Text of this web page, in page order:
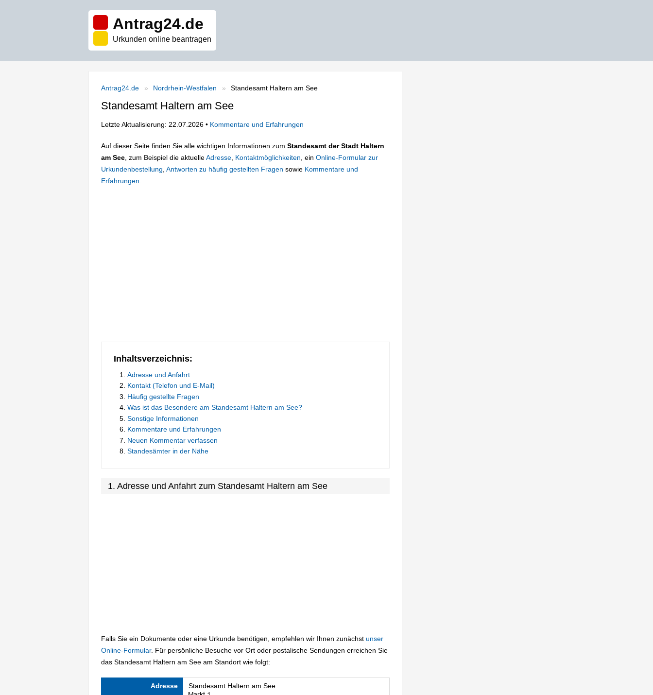
Antrag24.de
Urkunden online beantragen
Antrag24.de Nordrhein-Westfalen Standesamt Haltern am See
Standesamt Haltern am See
Letzte Aktualisierung: 22.07.2026 • Kommentare und Erfahrungen
Auf dieser Seite finden Sie alle wichtigen Informationen zum Standesamt der Stadt Haltern
am See , zum Beispiel die aktuelleAdresse Kontaktmöglichkeiten , ein Online-Formular zur
Urkundenbestellung Antworten zu häufig gestellten Fragen sowie Kommentare und
Erfahrungen
Inhaltsverzeichnis:
Adresse und Anfahrt
Kontakt (Telefon und E-Mail)
Häufig gestellte Fragen
Was ist das Besondere am Standesamt Haltern am See?
Sonstige Informationen
Kommentare und Erfahrungen
Neuen Kommentar verfassen
Standesämter in der Nähe
1. Adresse und Anfahrt zum Standesamt Haltern am See
Falls Sie ein Dokumente oder eine Urkunde benötigen, empfehlen wir Ihnen zunächst unser
Online-Formular. Für persönliche Besuche vor Ort oder postalische Sendungen erreichen Sie
das Standesamt Haltern am See am Standort wie folgt:
Adresse Standesamt Haltern am See